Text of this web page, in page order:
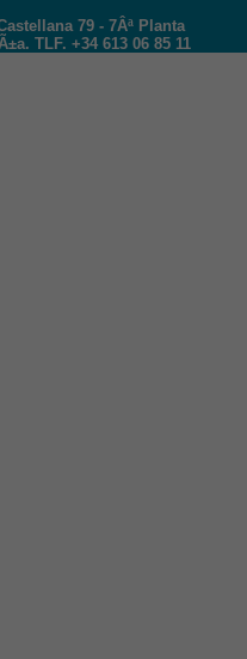
79 - 7Âª Planta
TLF. +34 613 06 85 11